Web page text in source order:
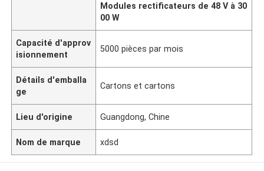
Modules rectificateurs de 48 V à 30
00 W
Capacité d'approv
isionnement
5000 pièces par mois
Détails d'emballa
ge
Cartons et cartons
Lieu d'origine Guangdong, Chine
Nom de marque xdsd